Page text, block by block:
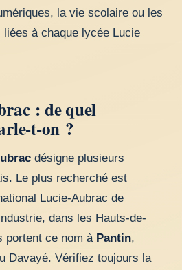
la vie scolaire ou les
à chaque lycée Lucie
: de quel
t-on ?
désigne plusieurs
Le plus recherché est
Lucie-Aubrac de
dans les Hauts-de-
portent ce nom à Pantin,
Davayé. Vérifiez toujours la